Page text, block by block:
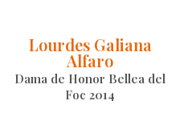
Lourdes Galiana
Alfaro
Dama de Honor Bellea del
Foc 2014